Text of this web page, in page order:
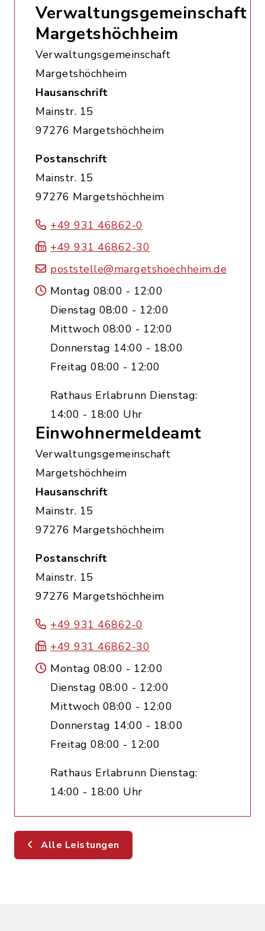
Verwaltungsgemeinschaft
Margetshöchheim
Verwaltungsgemeinschaft
Margetshöchheim
Hausanschrift
Mainstr. 15
97276 Margetshöchheim
Postanschrift
Mainstr. 15
97276 Margetshöchheim
+49 931 46862-0
+49 931 46862-30
poststelle@margetshoechheim.de
Montag 08:00 - 12:00
Dienstag 08:00 - 12:00
Mittwoch 08:00 - 12:00
Donnerstag 14:00 - 18:00
Freitag 08:00 - 12:00
Rathaus Erlabrunn Dienstag:
14:00 - 18:00 Uhr
Einwohnermeldeamt
Verwaltungsgemeinschaft
Margetshöchheim
Hausanschrift
Mainstr. 15
97276 Margetshöchheim
Postanschrift
Mainstr. 15
97276 Margetshöchheim
+49 931 46862-0
+49 931 46862-30
Montag 08:00 - 12:00
Dienstag 08:00 - 12:00
Mittwoch 08:00 - 12:00
Donnerstag 14:00 - 18:00
Freitag 08:00 - 12:00
Rathaus Erlabrunn Dienstag:
14:00 - 18:00 Uhr
Alle Leistungen